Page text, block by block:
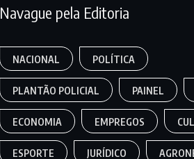
Navague pela Editoria
NACIONAL POLÍTICA
PLANTÃO POLICIAL PAINEL
ECONOMIA EMPREGOS
ESPORTE JURÍDICO